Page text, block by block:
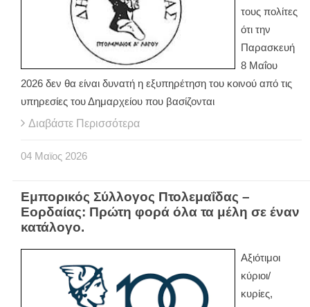
τους πολίτες
ότι την
Παρασκευή
8 Μαΐου
2026 δεν θα είναι δυνατή η εξυπηρέτηση του κοινού από τις
υπηρεσίες του Δημαρχείου που βασίζονται
Διαβάστε Περισσότερα
04 Μαϊος 2026
Εμπορικός Σύλλογος Πτολεμαΐδας –
Εορδαίας: Πρώτη φορά όλα τα μέλη σε έναν
κατάλογο.
Αξιότιμοι
κύριοι/
κυρίες,